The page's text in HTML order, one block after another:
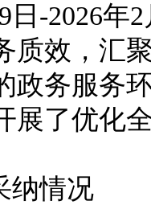
日-2026
质效，汇
政务服务
展了优化
纳情况